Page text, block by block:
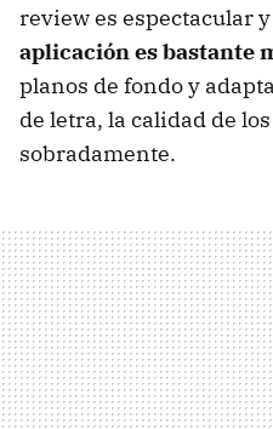
review es espectacular
aplicación es bastante
planos de fondo y
de letra, la calidad de
sobradamente.